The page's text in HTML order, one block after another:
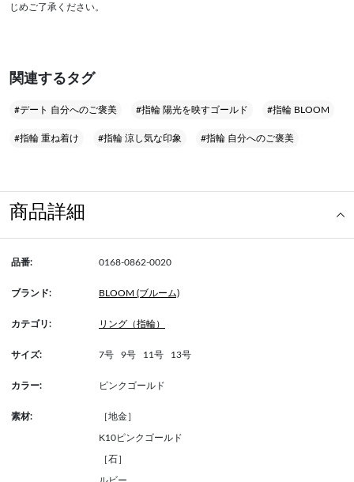
じめご了承ください。
関連するタグ
#デート 自分へのご褒美 #指輪 陽光を映すゴールド #指輪 BLOOM
#指輪 重ね着け #指輪 涼し気な印象 #指輪 自分へのご褒美
商品詳細
品番: 0168-0862-0020
ブランド: BLOOM (ブルーム)
カテゴリ: リング（指輪）
サイズ: 7号 9号 11号 13号
カラー: ピンクゴールド
素材: ［地金］
K10ピンクゴールド
［石］